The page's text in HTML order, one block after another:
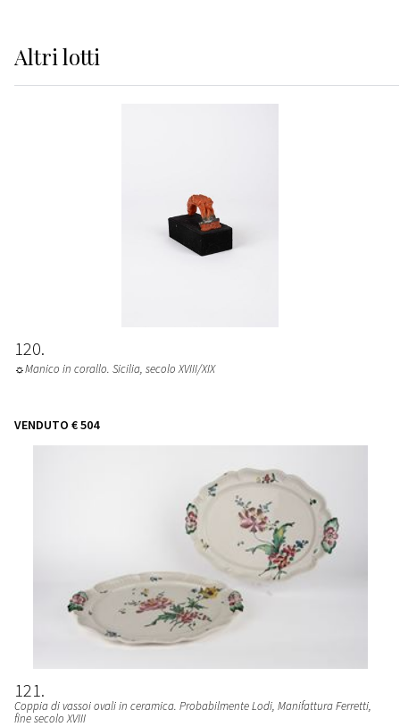
Altrilotti
120
☼Manico in corallo. Sicilia, secolo XVIII/XIX
VENDUTO € 504
121
Coppia di vassoi ovali in ceramica. Probabilmente Lodi, Manifattura Ferretti,
fine secolo XVIII